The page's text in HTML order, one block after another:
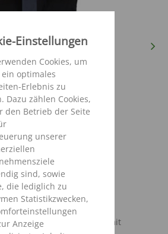
Einstellungen
Cookies, um
optimales
Erlebnis zu
Dazu zählen Cookies,
den Betrieb der Seite
unserer
sind, sowie
die lediglich zu
Statistikzwecken,
Anzeigemit Patte, rechts mit